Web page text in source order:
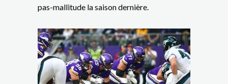
pas-mallitude la saison dernière.